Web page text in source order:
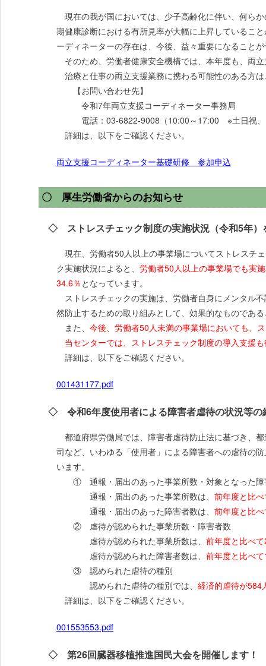
現在の我が国においては、少子高齢化に伴い、何ら
期健康診断における有所見率が大幅に上昇しているこ
ーディネーターの存在は、今後、益々重要になること
そのため、労働者健康安全機構では、本年度も、両
治療と仕事の両立支援業務に携わる可能性のある方
【お問い合わせ先】
令和7年両立支援コーディネーター事務局
電話：03-6822-9008（10:00～17:00 ※土日祝、
詳細は、以下をご確認ください。
両立支援コーディネーター基礎研修 参加申込
〇 厚生労働省からのお知らせ
◇ ストレスチェック制度の実施状況（令和5年）
現在、労働者50人以上の事業場についてストレスチ
ク実施状況によると、 労働者50人以上の事業場でも実
34.6％ となっています。
ストレスチェックの実施は、労働者自身にメンタル
然防止するための取り組みとして、効果的なものであ
また、 今後、労働者50人未満の事業場においても、
当センターでは、ストレスチェック制度の導入支援
詳細は、以下をご確認ください。
001431177.pdf
◇ 令和6年度使用者による障害者虐待の状況等の
都道府県労働局では、障害者虐待防止法に基づき、
司など、いわゆる「使用者」による障害者への虐待の
います。
① 通報・届出のあった事業所数・対象となった障
通報・届出のあった事業所数は、 前年度と比
通報・届出のあった障害者数は、 前年度と比
② 虐待が認められた事業所数・障害者数
虐待が認められた事業所数は、 前年度と比べ
虐待が認められた障害者数は、 前年度と比べ
③ 認められた虐待の種別
認められた虐待の種別では、 経済的虐待が584
詳細は、以下をご確認ください。
001553553.pdf
◇ 第26回臓器移植推進国民大会を開催します！